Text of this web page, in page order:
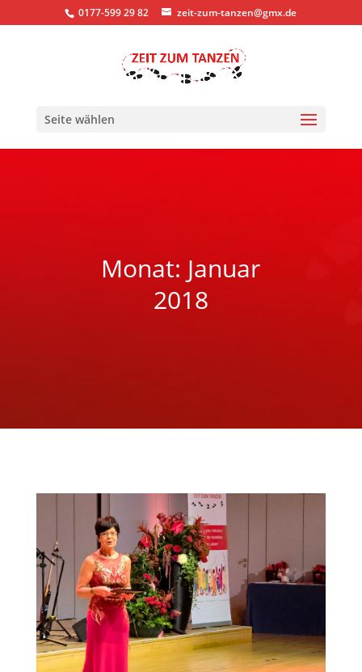
0177-599 29 82 zeit-zum-tanzen@gmx.de
Seite wählen
Monat: Januar
2018